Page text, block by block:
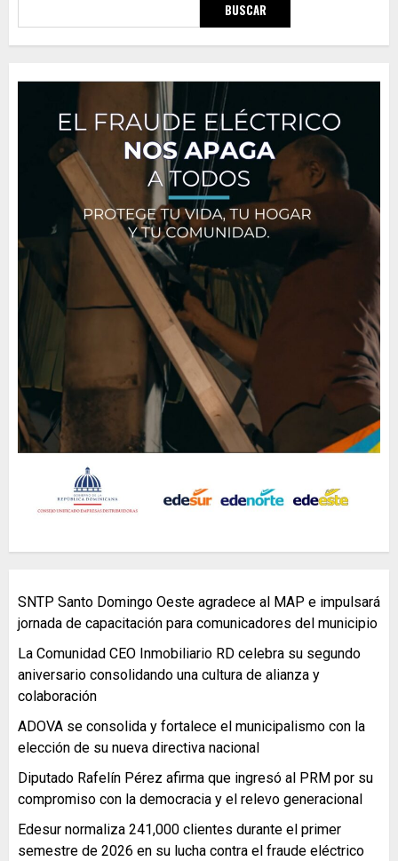
BUSCAR
SNTP Santo Domingo Oeste agradece al MAP e impulsará
jornada de capacitación para comunicadores del municipio
La Comunidad CEO Inmobiliario RD celebra su segundo
aniversario consolidando una cultura de alianza y
colaboración
ADOVA se consolida y fortalece el municipalismo con la
elección de su nueva directiva nacional
Diputado Rafelín Pérez afirma que ingresó al PRM por su
compromiso con la democracia y el relevo generacional
Edesur normaliza 241,000 clientes durante el primer
semestre de 2026 en su lucha contra el fraude eléctrico